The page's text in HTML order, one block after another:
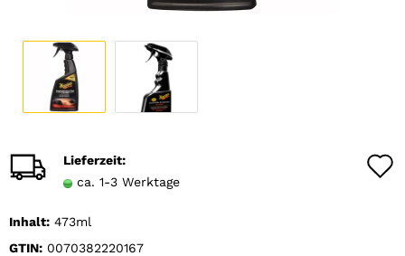
Lieferzeit:
ca. 1-3 Werktage
Inhalt: 473ml
GTIN: 0070382220167